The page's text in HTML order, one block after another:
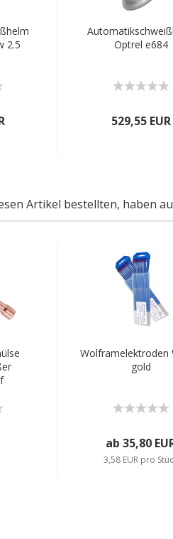
2.5
Optrel e684
529,55 EUR
Artikel bestellten, haben
Wolframelektroden
gold
ab 35,80
3,58 EUR pro